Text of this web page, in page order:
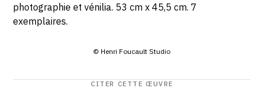
photographie et vénilia. 53 cm x 45,5 cm. 7
exemplaires.
© Henri Foucault Studio
CITER CETTE ŒUVRE